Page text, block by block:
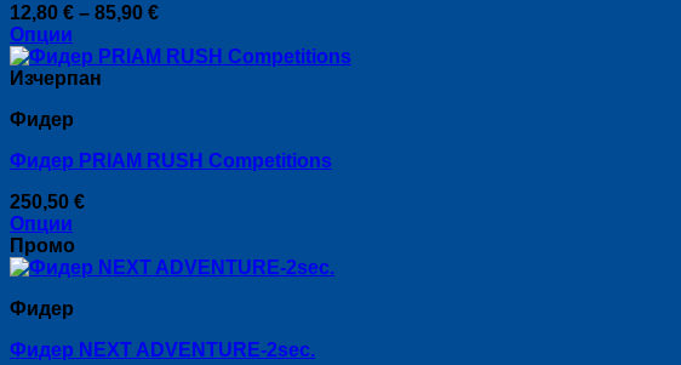
options
may
be
chosen
the
product
page
12,80 € – 85,90 €Price
12,80 €
Опции
This
product
multiple
The
may
be
chosen
on
product
page
Изчерпан
Фидер
Фидер PRIAM RUSH Competitions
250,50 €
Опции
This
product
multiple
The
Промо
Фидер
Фидер NEXT ADVENTURE-2sec.